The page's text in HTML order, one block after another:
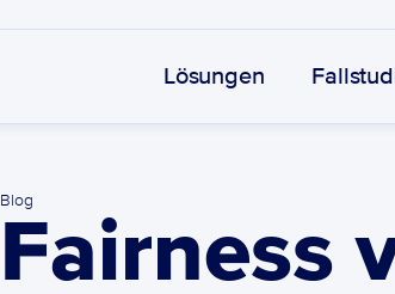
Lösungen
Blog
Fairness